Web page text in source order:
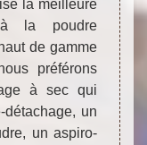
la meilleure
à la poudre
de gamme
préférons
à sec qui
détachage, un
un aspiro-